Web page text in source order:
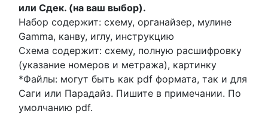
или Сдек. (на ваш выбор).
Набор содержит: схему, органайзер, мулине
Gamma, канву, иглу, инструкцию
Схема содержит: схему, полную расшифровку
(указание номеров и метража), картинку
*Файлы: могут быть как pdf формата, так и для
Саги или Парадайз. Пишите в примечании. По
умолчанию pdf.